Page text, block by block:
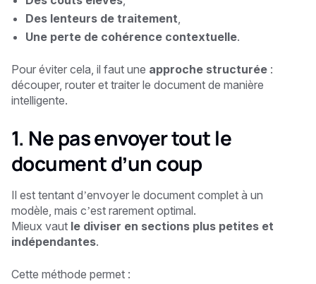
Des lenteurs de traitement
Une perte de cohérence contextuelle.
Pour éviter cela, il faut une approche structurée :
découper, router et traiter le document de manière
intelligente.
1. Ne pas envoyer tout le
document d’un coup
Il est tentant d’envoyer le document complet à un
modèle, mais c’est rarement optimal.
Mieux vaut le diviser en sections plus petites et
indépendantes.
Cette méthode permet :